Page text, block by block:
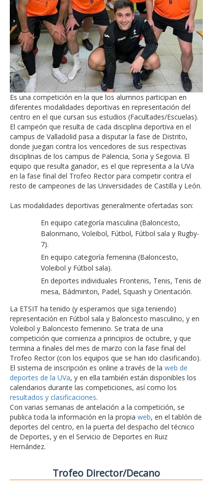
Es una competición en la que los alumnos participan en
diferentes modalidades deportivas en representación del
centro en el que cursan sus estudios (Facultades/Escuelas).
El campeón que resulta de cada disciplina deportiva en el
campus de Valladolid pasa a disputar la fase de Distrito,
donde juegan contra los vencedores de sus respectivas
disciplinas de los campus de Palencia, Soria y Segovia. El
equipo que resulta ganador, es el que representa a la UVa
en la fase final del Trofeo Rector para competir contra el
resto de campeones de las Universidades de Castilla y León.
Las modalidades deportivas generalmente ofertadas son:
En equipo categoría masculina (Baloncesto,
Balonmano, Voleibol, Fútbol, Fútbol sala y Rugby-
7).
En equipo categoría femenina (Baloncesto,
Voleibol y Fútbol sala).
En deportes individuales Frontenis, Tenis, Tenis de
mesa, Bádminton, Padel, Squash y Orientación.
La ETSIT ha tenido (y esperamos que siga teniendo)
representación en Fútbol sala y Baloncesto masculino, y en
Voleibol y Baloncesto femenino. Se trata de una
competición que comienza a principios de octubre, y que
termina a finales del mes de marzo con la fase final del
Trofeo Rector (con los equipos que se han ido clasificando).
El sistema de inscripción es online a través de la web de
deportes de la UVa, y en ella también están disponibles los
calendarios durante las competiciones, así como los
resultados y clasificaciones.
Con varias semanas de antelación a la competición, se
publica toda la información en la propia web, en el tablón de
deportes del centro, en la puerta del despacho del técnico
de Deportes, y en el Servicio de Deportes en Ruiz
Hernández.
Trofeo Director/Decano